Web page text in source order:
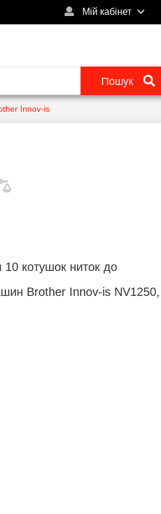
Мій кабінет
Пошук
Innov-is
10 котушок ниток до
Brother Innov-is NV1250,